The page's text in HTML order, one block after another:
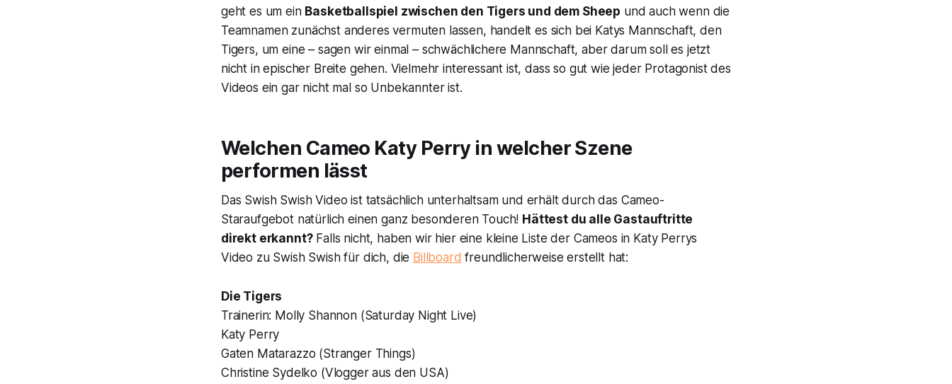
geht es um ein Basketballspiel zwischen den Tigers und dem Sheep und auch wenn die
Teamnamen zunächst anderes vermuten lassen, handelt es sich bei Katys Mannschaft, den
Tigers, um eine – sagen wir einmal – schwächlichere Mannschaft, aber darum soll es jetzt
nicht in epischer Breite gehen. Vielmehr interessant ist, dass so gut wie jeder Protagonist des
Videos ein gar nicht mal so Unbekannter ist.
Welchen Cameo Katy Perry in welcher Szene
performen lässt
Das Swish SwishVideo ist tatsächlich unterhaltsam und erhält durch das Cameo-
Staraufgebot natürlich einen ganz besonderen Touch! Hättest du alle Gastauftritte
direkt erkannt?Falls nicht, haben wir hier eine kleine Liste der Cameos in Katy Perrys
Video zu Swish Swishfür dich, die Billboard freundlicherweise erstellt hat:
Die Tigers
Trainerin: Molly Shannon (Saturday Night Live)
Katy Perry
Gaten Matarazzo (Stranger Things)
Christine Sydelko (Vlogger aus den USA)